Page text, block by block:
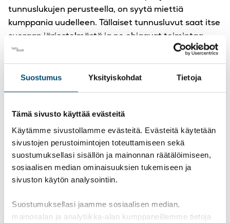
Suostumus Yksityiskohdat Tietoja
Tämä sivusto käyttää evästeitä
Käytämme sivustollamme evästeitä. Evästeitä käytetään
sivustojen perustoimintojen toteuttamiseen sekä
suostumuksellasi sisällön ja mainonnan räätälöimiseen,
sosiaalisen median ominaisuuksien tukemiseen ja
sivuston käytön analysointiin.
Suostumuksellasi jaamme sosiaalisen median,
mainosalan ja analytiikka-alan kumppaneillemme tietoja
tunnuslukujen perusteella, on syytä miettiä
kumppania uudelleen. Tällaiset tunnusluvut saat itse
suoraan järjestelmästä ja ne ohjaavat toimintaa
menneisyyteen perustuvalla tiedolla. Sen sijaan
asiakas- ja alakohtaisia mittareita, kuten mm.
kuljetusalalla
kustannukset / ajokilometri
tai kaupan
alallakeskiostos / asiakas, käyttämällä ohjaat
4. Tunnista mittareihin vaikuttavat
tekijät
Talousjohtamisen arvo mitataan varsinaisesti
mittaristojen vaikuttavuuden arvioinnissa.
todella tärkeää tietää, miten kuhunkin mittariin
voidaan vaikuttaa. Tätä tietoa me tuotamme